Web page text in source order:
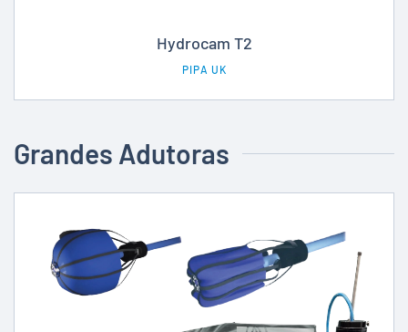
Hydrocam T2
PIPA UK
Grandes Adutoras